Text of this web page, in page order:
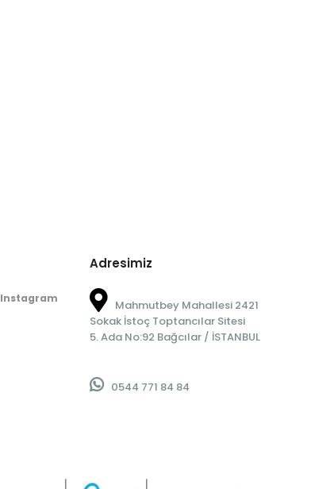
Instagram
Adresimiz
Mahmutbey Mahallesi 2421
Sokak İstoç Toptancılar Sitesi
5. Ada No:92 Bağcılar / İSTANBUL
0544 771 84 84